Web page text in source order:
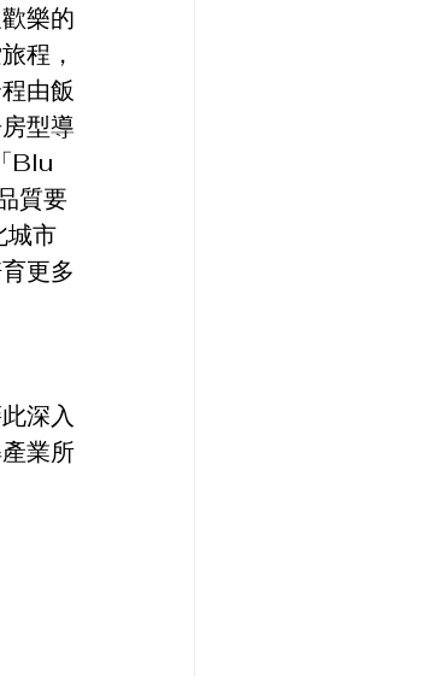
樂的
程，
由飯
型導
Blu
質要
城市
更多
深入
業所